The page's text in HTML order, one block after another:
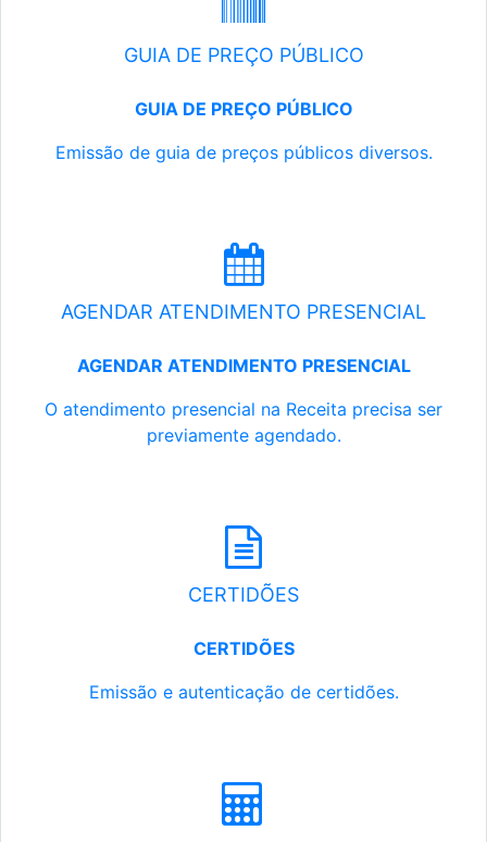
GUIA DE PREÇO PÚBLICO
GUIA DE PREÇO PÚBLICO
Emissão de guia de preços públicos diversos.
AGENDAR ATENDIMENTO PRESENCIAL
AGENDAR ATENDIMENTO PRESENCIAL
O atendimento presencial na Receita precisa ser
previamente agendado.
CERTIDÕES
CERTIDÕES
Emissão e autenticação de certidões.